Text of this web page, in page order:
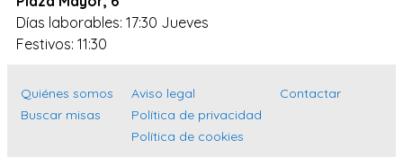
Islas Baleares
Las Palmas
Días laborables: 17:30 Jueves
Festivos: 11:30
Quiénes somos
Buscar misas
Aviso legal
Política de privacidad
Política de cookies
Contactar